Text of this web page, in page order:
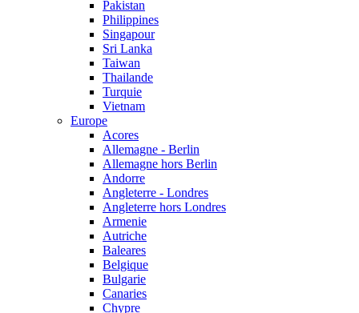
Pakistan
Philippines
Singapour
Sri Lanka
Taiwan
Thailande
Turquie
Vietnam
Europe
Acores
Allemagne - Berlin
Allemagne hors Berlin
Andorre
Angleterre - Londres
Angleterre hors Londres
Armenie
Autriche
Baleares
Belgique
Bulgarie
Canaries
Chypre